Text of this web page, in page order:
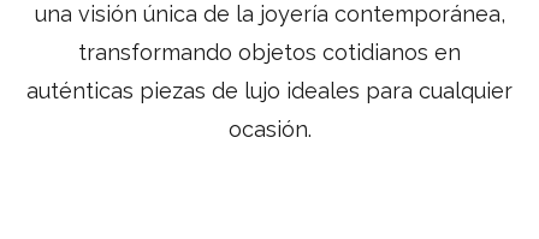
una visión única de la joyería contemporánea,
transformando objetos cotidianos en
auténticas piezas de lujo ideales para cualquier
ocasión.